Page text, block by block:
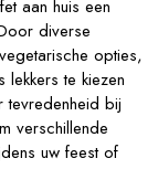
aan huis een
diverse
opties,
te kiezen
tevredenheid bij
verschillende
uw feest of